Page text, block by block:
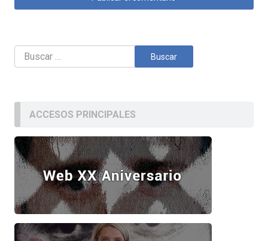
Buscar:
ACCESOS PRINCIPALES